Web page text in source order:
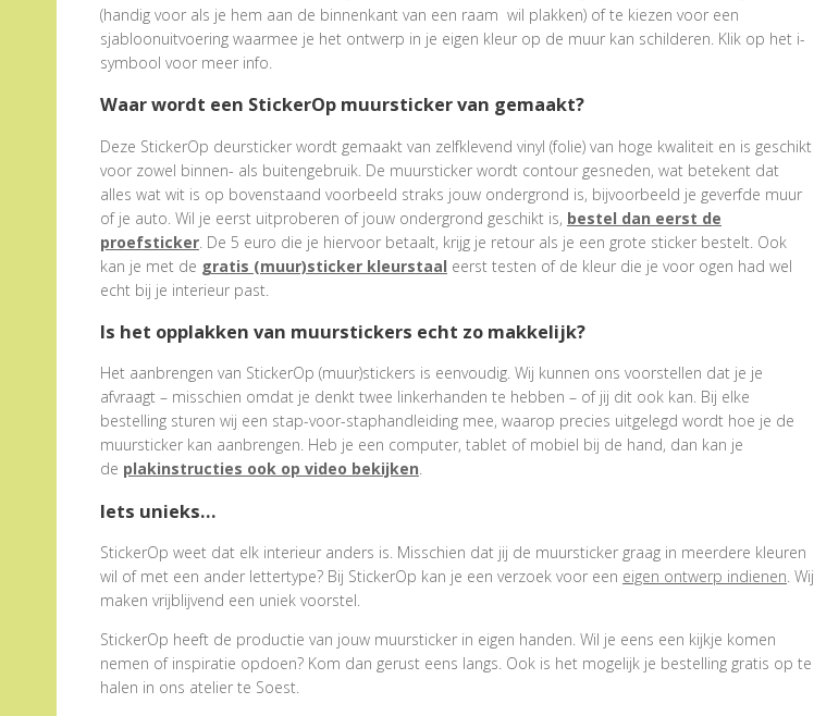
(handig voor als je hem aan de binnenkant van een raam wil plakken) of te kiezen voor een
sjabloonuitvoering waarmee je het ontwerp in je eigen kleur op de muur kan schilderen. Klik op het i-
symbool voor meer info.
Waar wordt een StickerOp muursticker van gemaakt?
Deze StickerOp deursticker wordt gemaakt van zelfklevend vinyl (folie) van hoge kwaliteit en is geschikt
voor zowel binnen- als buitengebruik. De muursticker wordt contour gesneden, wat betekent dat
alles wat wit is op bovenstaand voorbeeld straks jouw ondergrond is, bijvoorbeeld je geverfde muur
of je auto. Wil je eerst uitproberen of jouw ondergrond geschikt is, bestel dan eerst de
proefsticker . De 5 euro die je hiervoor betaalt, krijg je retour als je een grote sticker bestelt. Ook
kan je met de gratis (muur)sticker kleurstaal eerst testen of de kleur die je voor ogen had wel
echt bij je interieur past.
Is het opplakken van muurstickers echt zo makkelijk?
Het aanbrengen van StickerOp (muur)stickers is eenvoudig. Wij kunnen ons voorstellen dat je je
afvraagt – misschien omdat je denkt twee linkerhanden te hebben – of jij dit ook kan. Bij elke
bestelling sturen wij een stap-voor-staphandleiding mee, waarop precies uitgelegd wordt hoe je de
muursticker kan aanbrengen. Heb je een computer, tablet of mobiel bij de hand, dan kan je
de plakinstructies ook op video bekijken.
Iets unieks…
StickerOp weet dat elk interieur anders is. Misschien dat jij de muursticker graag in meerdere kleuren
wil of met een ander lettertype? Bij StickerOp kan je een verzoek voor een eigen ontwerp indienen. Wij
maken vrijblijvend een uniek voorstel.
StickerOp heeft de productie van jouw muursticker in eigen handen. Wil je eens een kijkje komen
nemen of inspiratie opdoen? Kom dan gerust eens langs. Ook is het mogelijk je bestelling gratis op te
halen in ons atelier te Soest.